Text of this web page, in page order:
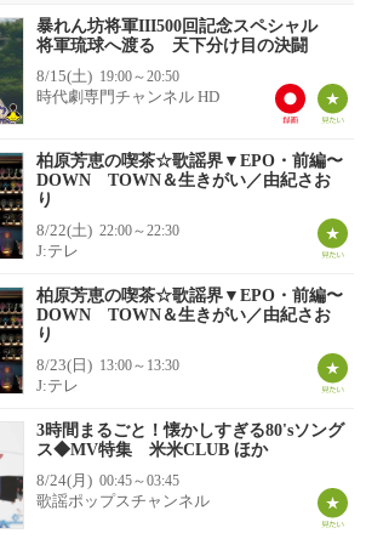
暴れん坊将軍III500回記念スペシャル
将軍琉球へ渡る 天下分け目の決闘
8/15(土) 19:00～20:50
時代劇専門チャンネル HD
柏原芳恵の喫茶☆歌謡界▼EPO・前編〜
DOWN TOWN＆生きがい／由紀さお
り
8/22(土) 22:00～22:30
J:テレ
柏原芳恵の喫茶☆歌謡界▼EPO・前編〜
DOWN TOWN＆生きがい／由紀さお
り
8/23(日) 13:00～13:30
J:テレ
3時間まるごと！懐かしすぎる80'sソング
ス◆MV特集 米米CLUB ほか
8/24(月) 00:45～03:45
歌謡ポップスチャンネル